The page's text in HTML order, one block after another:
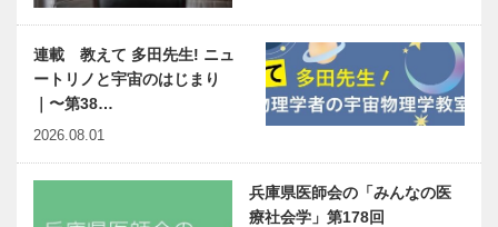
連載 教えて 多田先生! ニュ
ートリノと宇宙のはじまり
｜〜第38…
2026.08.01
兵庫県医師会の「みんなの医
療社会学」第178回